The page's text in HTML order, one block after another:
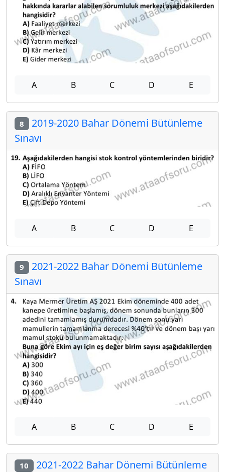
A B C D E
8 2019-2020 Bahar Dönemi Bütünleme
Sınavı
A B C D E
9 2021-2022 Bahar Dönemi Bütünleme
Sınavı
A B C D E
10 2021-2022 Bahar Dönemi Bütünleme